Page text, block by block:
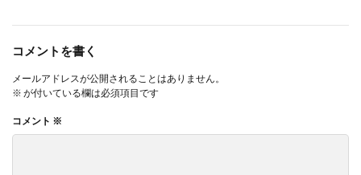
コメントを書く
メールアドレスが公開されることはありません。
※ が付いている欄は必須項目です
コメント ※